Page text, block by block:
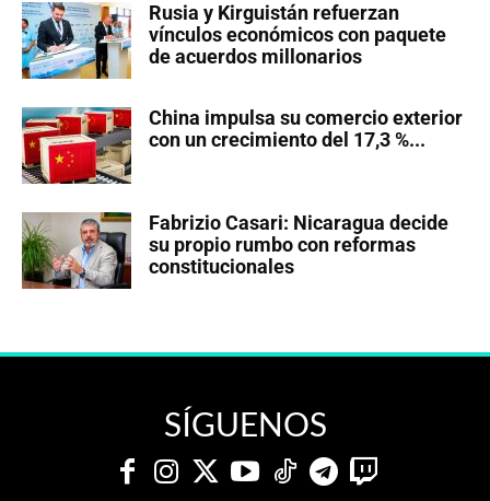
Rusia y Kirguistán refuerzan
vínculos económicos con paquete
de acuerdos millonarios
China impulsa su comercio exterior
con un crecimiento del 17,3 %...
Fabrizio Casari: Nicaragua decide
su propio rumbo con reformas
constitucionales
SÍGUENOS